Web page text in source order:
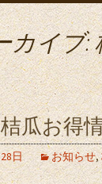
カイブ:
瓜お得
日 お知らせ,